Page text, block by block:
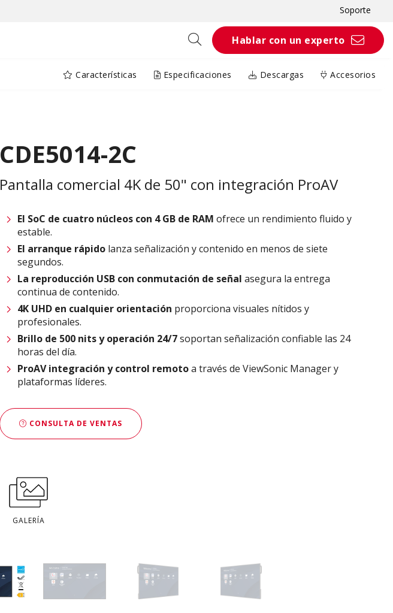
Soporte
Hablar con un experto
Características Especificaciones Descargas Accesorios
CDE5014-2C
Pantalla comercial 4K de 50" con integración ProAV
El SoC de cuatro núcleos con 4 GB de RAM ofrece un rendimiento fluido y
estable.
El arranque rápido lanza señalización y contenido en menos de siete
segundos.
La reproducción USB con conmutación de señal asegura la entrega
continua de contenido.
4K UHD en cualquier orientación proporciona visuales nítidos y
profesionales.
Brillo de 500 nits y operación 24/7soportan señalización confiable las 24
horas del día.
ProAVintegración y control remotoa través de ViewSonic Manager y
plataformas líderes.
CONSULTA DE VENTAS
GALERÍA